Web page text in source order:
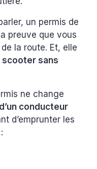
un permis de
preuve que vous
la route. Et, elle
scooter sans
ne change
conducteur
d’emprunter les